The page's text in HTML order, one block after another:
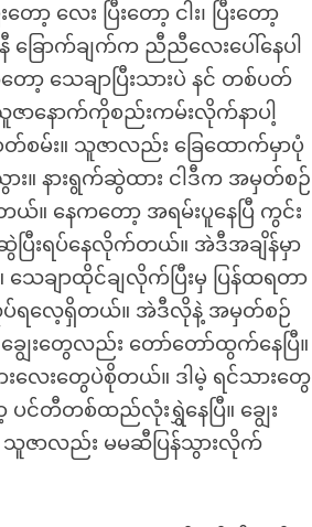
လေး ပြီးတော့ ငါး၊ ပြီးတော့
ခြောက်ချက်က ညီညီလေးပေါ်နေပါ
သေချာပြီးသားပဲ နင် တစ်ပတ်
ာနောက်ကိုစည်းကမ်းလိုက်နာပါ့
တ်စမ်း။ သူဇာလည်း ခြေထောက်မှာပုံ
နားရွက်ဆွဲထား ငါဒီက အမှတ်စဉ်
။ နေကတော့ အရမ်းပူနေပြီ ကွင်း
ြီးရပ်နေလိုက်တယ်။ အဲဒီအချိန်မှာ
ာထိုင်ချလိုက်ပြီးမှ ပြန်ထရတာ
လုပ်ရလေ့ရှိတယ်။ အဲဒီလိုနဲ့ အမှတ်စဉ်
ျွေးတွေလည်း တော်တော်ထွက်နေပြီ။
းလေးတွေပဲစိုတယ်။ ဒါမဲ့ ရင်သားတွေ
ပင်တီတစ်ထည်လုံးရွှဲနေပြီ။ ချွေး
ဇာလည်း မမဆီပြန်သွားလိုက်